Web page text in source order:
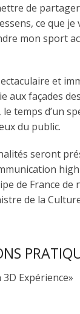
de
ce que je
mon sport
et
aux façades
temps d’un
du public.
seront
de France
de la
Expérience»